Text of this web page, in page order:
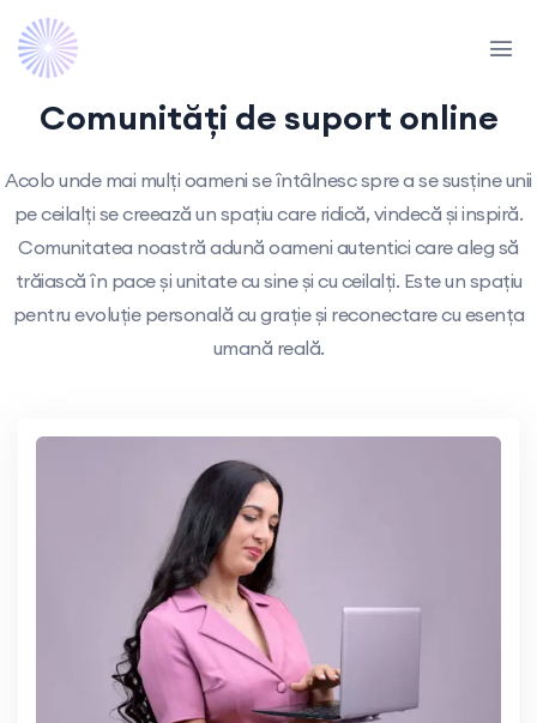
Comunități de suport online
Acolo unde mai mulți oameni se întâlnesc spre a se susține unii
pe ceilalți se creează un spațiu care ridică, vindecă și inspiră.
Comunitatea noastră adună oameni autentici care aleg să
trăiască în pace și unitate cu sine și cu ceilalți. Este un spațiu
pentru evoluție personală cu grație și reconectare cu esența
umană reală.